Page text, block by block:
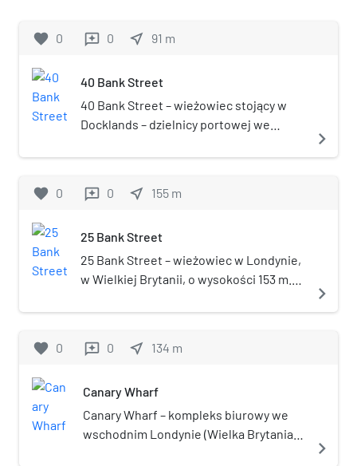
favorite 0 reviews 0 near_me 91 m
40 Bank Street
40 Bank Street – wieżowiec stojący w
Docklands – dzielnicy portowej we
Brytanii, mierzący 153 metry wysokości,
Budynek został otwarty w 2003 roku, a
argentyńskie biuro architektoniczne
Pelli Clarke Pelli Architects.
navigate_next
favorite 0 reviews 0 near_me 155 m
25 Bank Street
25 Bank Street – wieżowiec w Londynie,
w Wielkiej Brytanii, o wysokości 153 m.
33 kondygnacje.
navigate_next
favorite 0 reviews 0 near_me 134 m
Canary Wharf
Canary Wharf – kompleks biurowy we
wschodnim Londynie (Wielka Brytania)
navigate_next